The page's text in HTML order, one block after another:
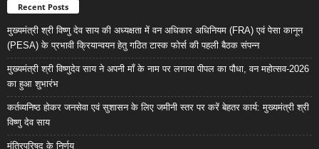
Recent Posts
मुख्यमंत्री श्री विष्णु देव साय की अध्यक्षता में वन अधिकार अधिनियम (FRA) एवं पेसा कानून
(PESA) के प्रभावी क्रियान्वयन हेतु गठित टास्क फोर्स की पहली बैठक संपन्न
मुख्यमंत्री श्री विष्णुदेव साय ने अपनी माँ के नाम पर लगाया पीपल का पौधा, वन महोत्सव-2026
का हुआ शुभारंभ
कर्तव्यनिष्ठ होकर जनसेवा एवं सुशासन के लिए जमीनी स्तर पर करें बेहतर कार्य: मुख्यमंत्री श्री
विष्णु देव साय
मंत्रिपरिषद के निर्णय